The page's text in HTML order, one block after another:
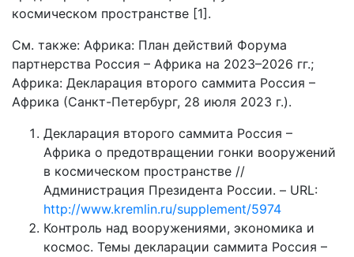
космическом пространстве [1].
См. также: Африка: План действий Форума
партнерства Россия – Африка на 2023–2026 гг.;
Африка: Декларация второго саммита Россия –
Африка (Санкт-Петербург, 28 июля 2023 г.).
Декларация второго саммита Россия –
Африка о предотвращении гонки вооружений
в космическом пространстве //
Администрация Президента России. – URL:
http://www.kremlin.ru/supplement/5974
Контроль над вооружениями, экономика и
космос. Темы декларации саммита Россия –